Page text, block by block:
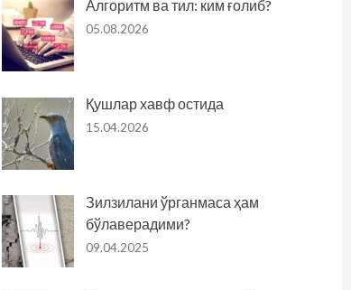
Алгоритм ва тил: ким ғолиб?
05.08.2026
Қушлар хавф остида
15.04.2026
Зилзилани ўрганмаса ҳам
бўлаверадими?
09.04.2025